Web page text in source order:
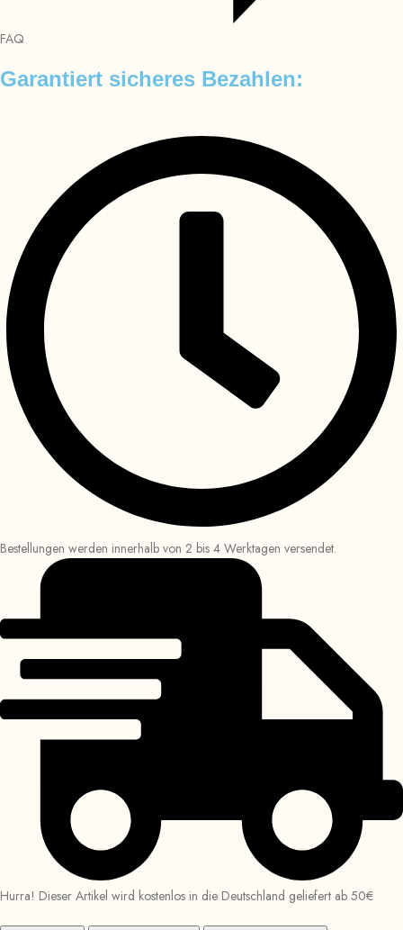
FAQ
Garantiert sicheres Bezahlen:
Bestellungen werden innerhalb von 2 bis 4 Werktagen versendet.
Hurra! Dieser Artikel wird kostenlos in die Deutschland geliefert ab 50€